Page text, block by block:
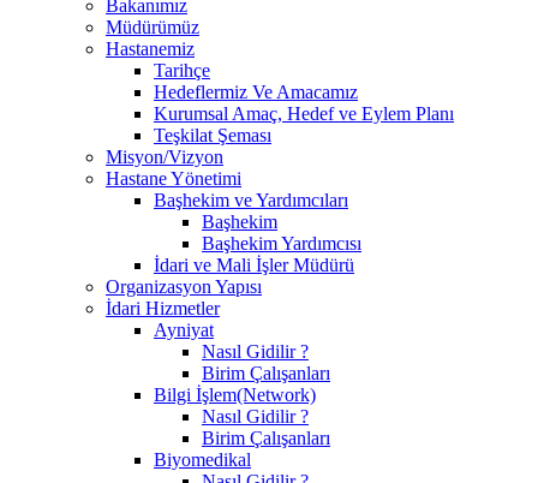
Bakanımız
Müdürümüz
Hastanemiz
Tarihçe
Hedeflermiz Ve Amacamız
Kurumsal Amaç, Hedef ve Eylem Planı
Teşkilat Şeması
Misyon/Vizyon
Hastane Yönetimi
Başhekim ve Yardımcıları
Başhekim
Başhekim Yardımcısı
İdari ve Mali İşler Müdürü
Organizasyon Yapısı
İdari Hizmetler
Ayniyat
Nasıl Gidilir ?
Birim Çalışanları
Bilgi İşlem(Network)
Nasıl Gidilir ?
Birim Çalışanları
Biyomedikal